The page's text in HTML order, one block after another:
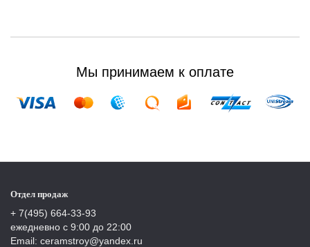
Мы принимаем к оплате
Отдел продаж
+ 7(495) 664-33-93
ежедневно с 9:00 до 22:00
Email: ceramstroy@yandex.ru